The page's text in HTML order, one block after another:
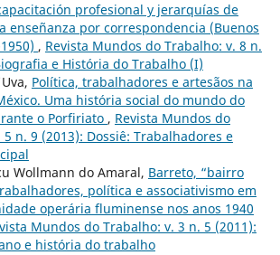
profesional y jerarquías de
enseñanza por correspondencia (Buenos
, Revista Mundos do Trabalho: v. 8 n.
e História do Trabalho (I)
Política, trabalhadores e artesãos na
Uma história social do mundo do
o Porfiriato , Revista Mundos do
n. 9 (2013): Dossiê: Trabalhadores e
Wollmann do Amaral, Barreto, “bairro
política e associativismo em
operária fluminense nos anos 1940
Mundos do Trabalho: v. 3 n. 5 (2011):
e história do trabalho